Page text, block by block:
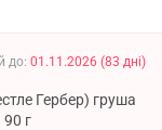
до: 01.11.2026 (83 дні)
Гербер) груша
90 г